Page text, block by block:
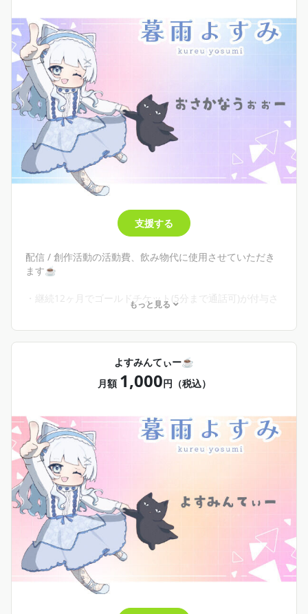
支援する
配信 / 創作活動の活動費、飲み物代に使用させていただき
ます☕
・継続12ヶ月でゴールドチケット(5分まで通話可)が付与さ
もっと見る
よすみんてぃー☕
月額 1,000円（税込）